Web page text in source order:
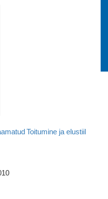
Toitumine ja elustiil